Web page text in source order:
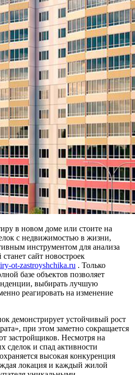
в новом доме или стоите на
с недвижимостью в жизни,
инструментом для анализа
сайт новостроек
ot-zastroyshchika.ru . Только
базе объектов позволяет
выбирать лучшую
реагировать на изменение
демонстрирует устойчивый рост
при этом заметно сокращается
застройщиков. Несмотря на
сделок и спад активности
высокая конкуренция
локация и каждый жилой